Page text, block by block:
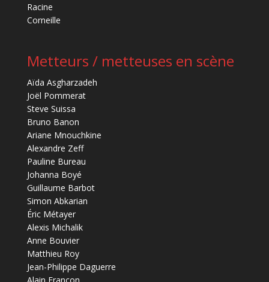
Racine
Corneille
Metteurs / metteuses en scène
Aïda Asgharzadeh
Joël Pommerat
Steve Suissa
Bruno Banon
Ariane Mnouchkine
Alexandre Zeff
Pauline Bureau
Johanna Boyé
Guillaume Barbot
Simon Abkarian
Éric Métayer
Alexis Michalik
Anne Bouvier
Matthieu Roy
Jean-Philippe Daguerre